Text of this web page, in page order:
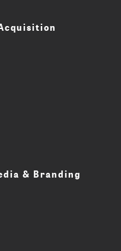
& Branding